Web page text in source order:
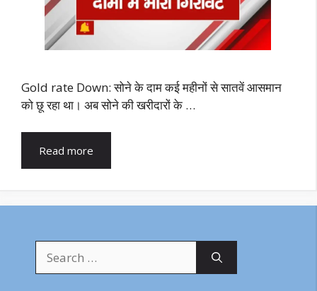
Gold rate Down: सोने के दाम कई महीनों से सातवें आसमान
को छू रहा था। अब सोने की खरीदारों के …
Read more
for: